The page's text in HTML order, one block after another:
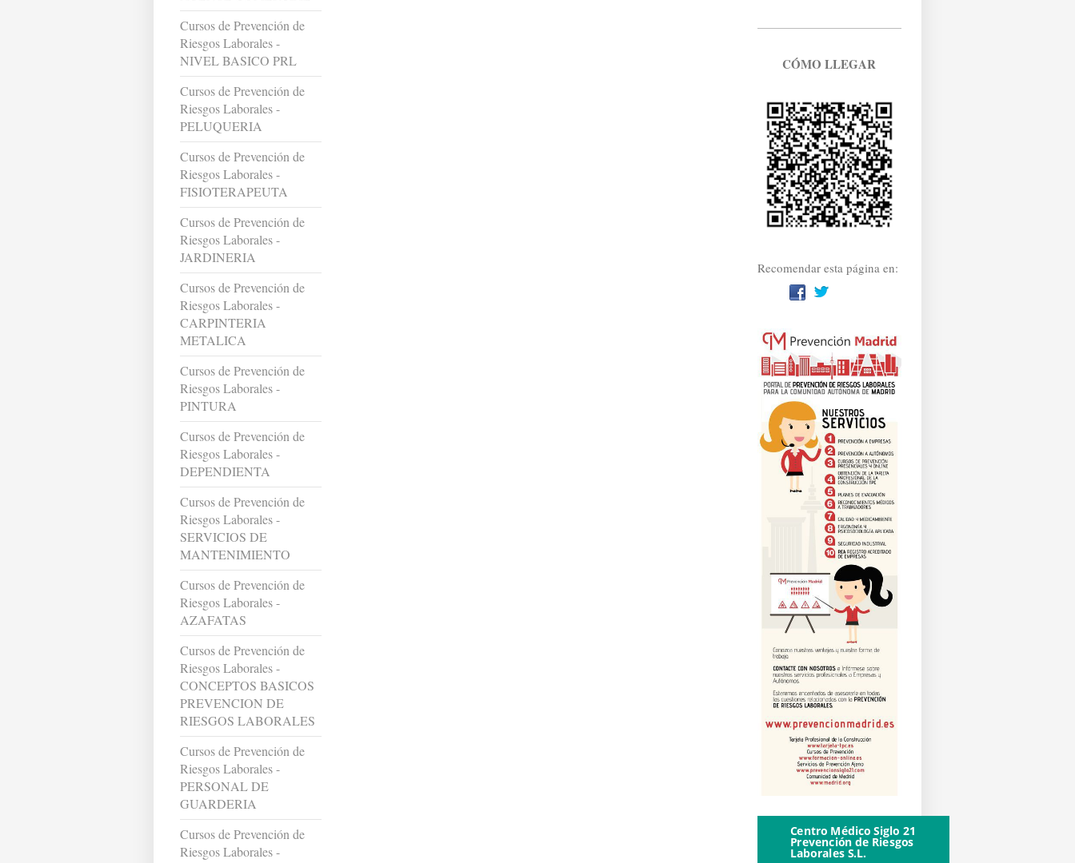
Cursos de Prevención de
Riesgos Laborales -
NIVEL BASICO PRL
Cursos de Prevención de
Riesgos Laborales -
PELUQUERIA
Cursos de Prevención de
Riesgos Laborales -
FISIOTERAPEUTA
Cursos de Prevención de
Riesgos Laborales -
JARDINERIA
Cursos de Prevención de
Riesgos Laborales -
CARPINTERIA
METALICA
Cursos de Prevención de
Riesgos Laborales -
PINTURA
Cursos de Prevención de
Riesgos Laborales -
DEPENDIENTA
Cursos de Prevención de
Riesgos Laborales -
SERVICIOS DE
MANTENIMIENTO
Cursos de Prevención de
Riesgos Laborales -
AZAFATAS
Cursos de Prevención de
Riesgos Laborales -
CONCEPTOS BASICOS
PREVENCION DE
RIESGOS LABORALES
Cursos de Prevención de
Riesgos Laborales -
PERSONAL DE
GUARDERIA
Cursos de Prevención de
Riesgos Laborales -
CÓMO LLEGAR
Recomendar esta página en: